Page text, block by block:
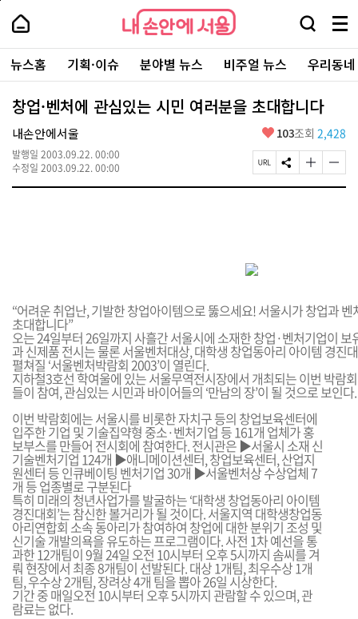
본
로
가
내
손
안
에
서
울
-
서
울
시
대
표
소
내
손
에
울
검
창
열
기
메
뉴
전
체
보
주
요
서
뉴스홈 기획·이슈 분야별 뉴스 비주얼 뉴스 우리동
창업·벤처에 관심있는 시민 여러분을 초대합니다
내손안에서울
발행일 2003.09.22. 00:00
수정일 2003.09.22. 00:00
좋
요
103조회 2,428
페
이
S
N
글
자
글
자
“어려운 취업난, 기발한 창업아이템으로 뚫으세요! 서울시가 창업과
초대합니다”
오는 24일부터 26일까지 사흘간 서울시에 소재한 창업·벤처기업이 보
과 신제품 전시는 물론 서울벤처대상, 대학생 창업동아리 아이템 경진
펼쳐질 ‘서울벤처박람회 2003’이 열린다.
지하철3호선 학여울에 있는 서울무역전시장에서 개최되는 이번 박람
들이 참여, 관심있는 시민과 바이어들의 ‘만남의 장’이 될 것으로 보인다.
이번 박람회에는 서울시를 비롯한 자치구 등의 창업보육센터에
입주한 기업 및 기술집약형 중소·벤처기업 등 161개 업체가 홍
보부스를 만들어 전시회에 참여한다. 전시관은 ▶서울시 소재 신
기술벤처기업 124개 ▶애니메이션센터, 창업보육센터, 산업지
원센터 등 인큐베이팅 벤처기업 30개 ▶서울벤처상 수상업체 7
개 등 업종별로 구분된다
특히 미래의 청년사업가를 발굴하는 ‘대학생 창업동아리 아이템
경진대회’는 참신한 볼거리가 될 것이다. 서울지역 대학생창업동
아리연합회 소속 동아리가 참여하여 창업에 대한 분위기 조성 및
신기술 개발의욕을 유도하는 프로그램이다. 사전 1차 예선을 통
과한 12개팀이 9월 24일 오전 10시부터 오후 5시까지 솜씨를 겨
뤄 현장에서 최종 8개팀이 선발된다. 대상 1개팀, 최우수상 1개
팀, 우수상 2개팀, 장려상 4개 팀을 뽑아 26일 시상한다.
기간 중 매일오전 10시부터 오후 5시까지 관람할 수 있으며, 관
람료는 없다.
페
상
단
로